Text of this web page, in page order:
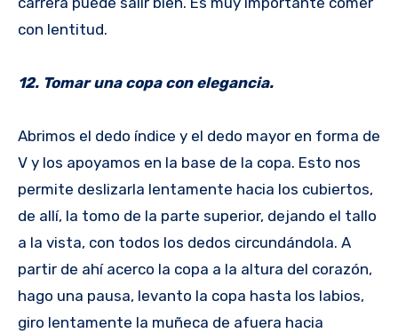
con lentitud.
12. Tomar una copa con elegancia.
Abrimos el dedo índice y el dedo mayor en forma de
V y los apoyamos en la base de la copa. Esto nos
permite deslizarla lentamente hacia los cubiertos,
de allí, la tomo de la parte superior, dejando el tallo
a la vista, con todos los dedos circundándola. A
partir de ahí acerco la copa a la altura del corazón,
hago una pausa, levanto la copa hasta los labios,
giro lentamente la muñeca de afuera hacia